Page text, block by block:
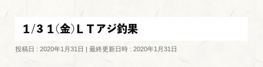
１/３１(金)ＬＴアジ釣果
投稿日 : 2020年1月31日 最終更新日時 : 2020年1月31日